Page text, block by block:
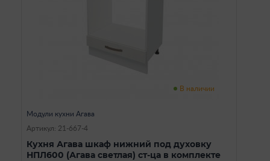
В наличии
Модули кухни Агава
Артикул: 21-667-4
Кухня Агава шкаф нижний под духовку
НПЛ600 (Агава светлая) ст-ца в комплекте